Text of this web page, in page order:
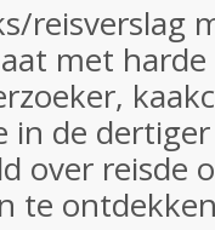
reisverslag
met harde
in de
over reisde
te